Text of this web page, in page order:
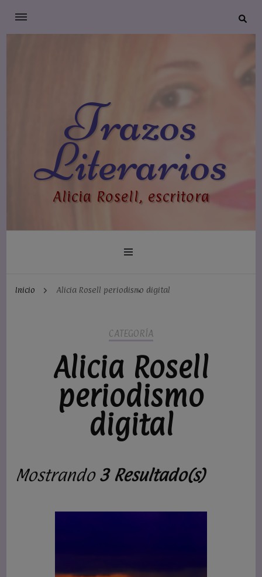
Trazos
Literarios
Alicia Rosell, escritora
Inicio Alicia Rosell periodismo digital
CATEGORÍA
Alicia Rosell
periodismo
digital
Mostrando 3 Resultado(s)